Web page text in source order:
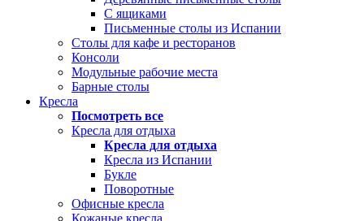
С ящиками
Письменные столы из Испании
Столы для кафе и ресторанов
Консоли
Модульные рабочие места
Барные столы
Кресла
Посмотреть все
Кресла для отдыха
Кресла для отдыха
Кресла из Испании
Букле
Поворотные
Офисные кресла